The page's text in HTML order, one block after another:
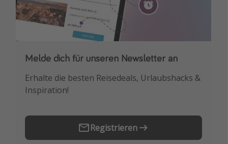
Melde dich für unseren Newsletter an
Erhalte die besten Reisedeals, Urlaubshacks &
Inspiration!
Registrieren
Downloade unsere App
Buche die besten Reiseschnäppchen als
Erstes.